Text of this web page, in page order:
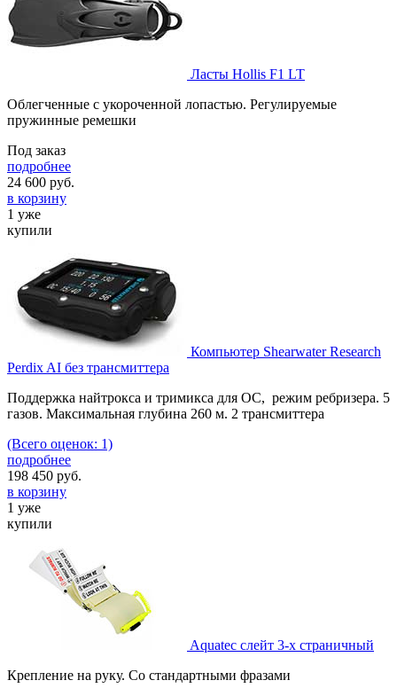
Ласты Hollis F1 LT
Облегченные с укороченной лопастью. Регулируемые
пружинные ремешки
Под заказ
подробнее
24 600 руб.
в корзину
1 уже
купили
Компьютер Shearwater Research
Perdix AI без трансмиттера
Поддержка найтрокса и тримикса для OC, режим ребризера. 5
газов. Максимальная глубина 260 м. 2 трансмиттера
(Всего оценок: 1)
подробнее
198 450 руб.
в корзину
1 уже
купили
Aquatec слейт 3-х страничный
Крепление на руку. Со стандартными фразами